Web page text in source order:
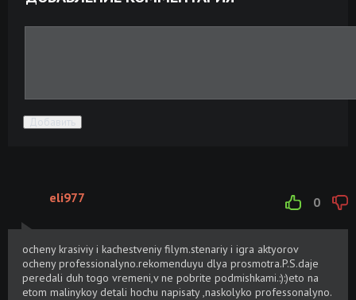
Добавить
0
eli977
ocheny krasiviy i kachestveniy filym.stenariy i igra aktyorov
ocheny professionalyno.rekomenduyu dlya prosmotra.P.S.daje
peredali duh togo vremeni,v ne pobrite podmishkami.:):)eto na
etom malinykoy detali hochu napisaty ,naskolyko professonalyno.